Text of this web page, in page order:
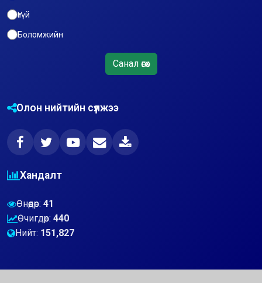
Үгүй
Боломжийн
Санал өгөх
Олон нийтийн сүлжээ
Хандалт
Өнөөдөр: 41
Өчигдөр: 440
Нийт: 151,827